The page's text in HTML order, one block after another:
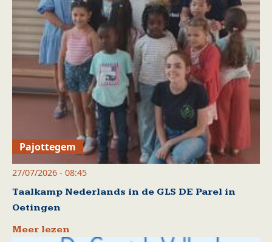
Pajottegem
27/07/2026 - 08:45
Taalkamp Nederlands in de GLS DE Parel in
Oetingen
Meer lezen